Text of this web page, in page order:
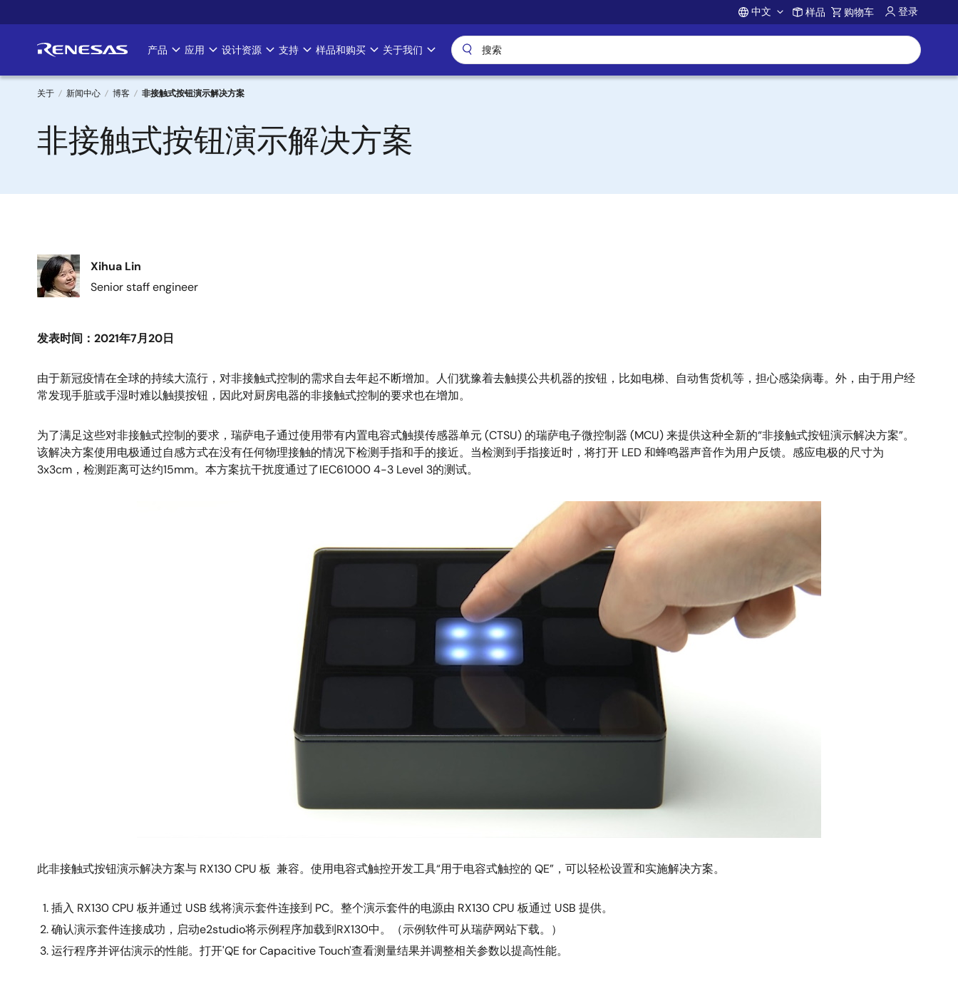
转
要
Account
中文 样品 购物车 登录
Main
navigation
产品 应用 设计资源 支持 样品和购买 关于我们
面
包
屑
关于 新闻中心 博客 非接触式按钮演示解决方案
非接触式按钮演示解决方案
图
像
Xihua Lin
Senior staff engineer
发表时间：2021年7月20日
由于新冠疫情在全球的持续大流行，对非接触式控制的需求自去年起不断增加。人们犹豫着去触摸公共机器的按钮，比如电梯、自动售货机等，担心感染病毒。外，由于用户经
常发现手脏或手湿时难以触摸按钮，因此对厨房电器的非接触式控制的要求也在增加。
为了满足这些对非接触式控制的要求，瑞萨电子通过使用带有内置电容式触摸传感器单元 (CTSU) 的瑞萨电子微控制器 (MCU) 来提供这种全新的“非接触式按钮演示解决方案”。
该解决方案使用电极通过自感方式在没有任何物理接触的情况下检测手指和手的接近。当检测到手指接近时，将打开 LED 和蜂鸣器声音作为用户反馈。感应电极的尺寸为
3x3cm，检测距离可达约15mm。本方案抗干扰度通过了IEC61000 4-3 Level 3的测试。
此非接触式按钮演示解决方案与 RX130 CPU 板 兼容。使用电容式触控开发工具“用于电容式触控的 QE”，可以轻松设置和实施解决方案。
插入 RX130 CPU 板并通过 USB 线将演示套件连接到 PC。整个演示套件的电源由 RX130 CPU 板通过 USB 提供。
确认演示套件连接成功，启动e2studio将示例程序加载到RX130中。（示例软件可从瑞萨网站下载。）
运行程序并评估演示的性能。打开'QE for Capacitive Touch'查看测量结果并调整相关参数以提高性能。